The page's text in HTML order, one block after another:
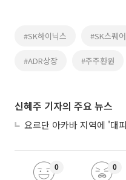
#SK하이닉스 #SK스퀘어
#ADR상장 #주주환원
신혜주 기자의 주요 뉴스
0 0